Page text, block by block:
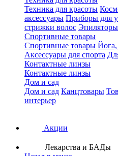
Техника для красоты
аксессуары Приборы для
стрижки волос Эпиляторы
Спортивные товары
Спортивные товары Йога,
Аксессуары для спорта
Контактные линзы
Контактные линзы
Дом и сад
Дом и сад Канцтовары
интерьер
Акции
Лекарства и БАДы